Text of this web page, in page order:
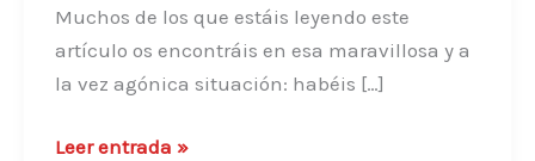
Muchos de los que estáis leyendo este
artículo os encontráis en esa maravillosa y a
la vez agónica situación: habéis […]
Guía
Leer entrada »